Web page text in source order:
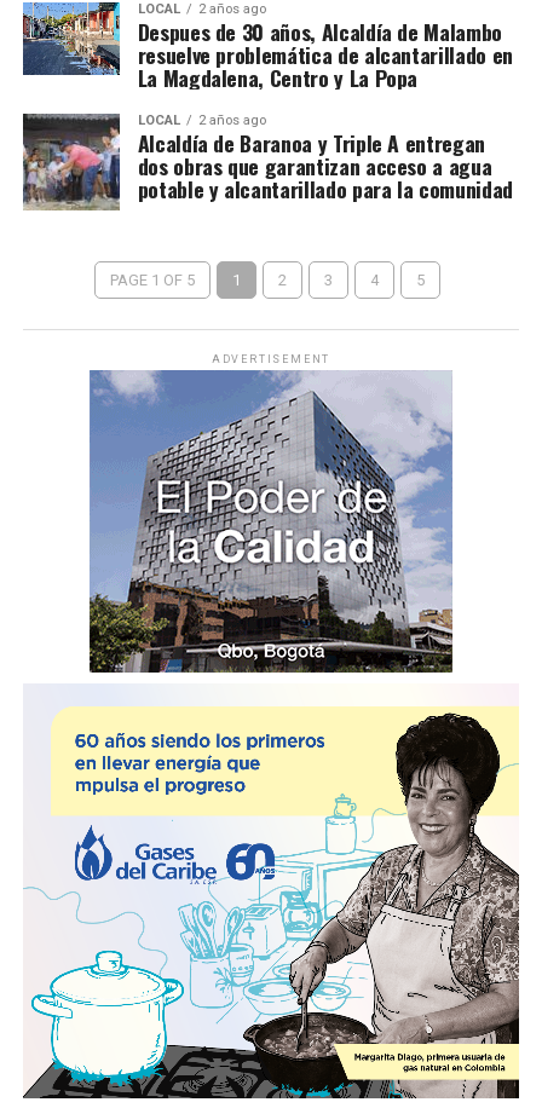
LOCAL 2 años ago
Despues de 30 años, Alcaldía de Malambo
resuelve problemática de alcantarillado en
La Magdalena, Centro y La Popa
LOCAL 2 años ago
Alcaldía de Baranoa y Triple A entregan
dos obras que garantizan acceso a agua
potable y alcantarillado para la comunidad
PAGE 1 OF 5 1 2 3 4 5
ADVERTISEMENT